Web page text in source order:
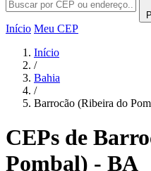
Início Meu CEP
Início
/
Bahia
/
Barrocão (Ribeira do
CEPs de
Pombal) - BA